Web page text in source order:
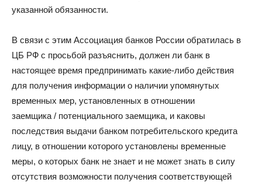
указанной обязанности.
В связи с этим Ассоциация банков России обратилась в
ЦБ РФ с просьбой разъяснить, должен ли банк в
настоящее время предпринимать какие-либо действия
для получения информации о наличии упомянутых
временных мер, установленных в отношении
заемщика / потенциального заемщика, и каковы
последствия выдачи банком потребительского кредита
лицу, в отношении которого установлены временные
меры, о которых банк не знает и не может знать в силу
отсутствия возможности получения соответствующей